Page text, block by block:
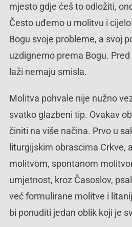
mjesto gdje ćeš to odložiti,
Često uđemo u molitvu i
Bogu svoje probleme, a svoj
uzdignemo prema Bogu.
laži nemaju smisla.
Molitva pohvale nije nužno
svatko glazbeni tip. Ovakav
činiti na više načina. Prvo u
liturgijskim obrascima Crkve,
molitvom, spontanom
umjetnost, kroz Časoslov,
već formulirane molitve i
bi ponuditi jedan oblik koji je